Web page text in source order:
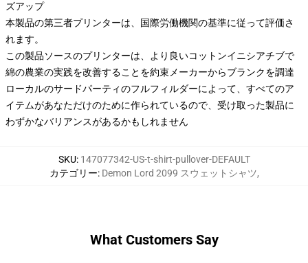
ズアップ
本製品の第三者プリンターは、国際労働機関の基準に従って評価さ
れます。
この製品ソースのプリンターは、より良いコットンイニシアチブで
綿の農業の実践を改善することを約束メーカーからブランクを調達
ローカルのサードパーティのフルフィルダーによって、すべてのア
イテムがあなただけのために作られているので、受け取った製品に
わずかなバリアンスがあるかもしれません
SKU: 147077342-US-t-shirt-pullover-DEFAULT
カテゴリー: Demon Lord 2099 スウェットシャツ,
What Customers Say